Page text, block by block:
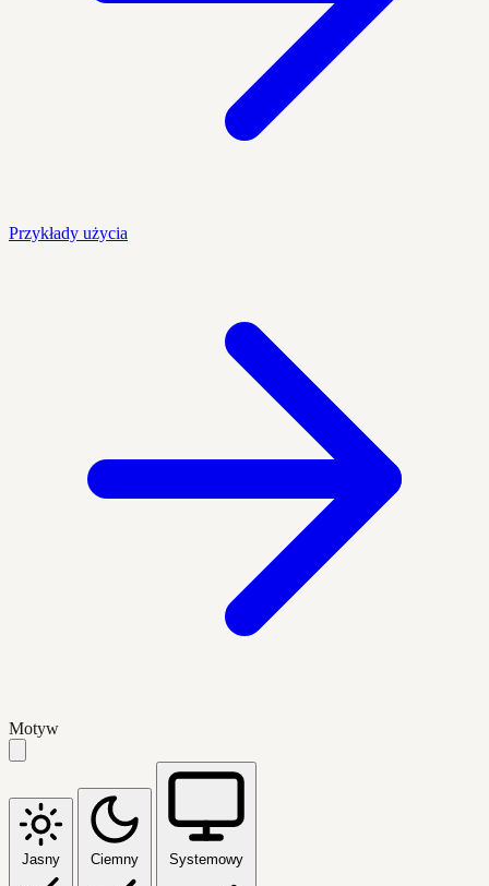
Przykłady użycia
Motyw
Jasny Ciemny Systemowy